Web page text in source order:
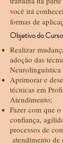
você irá
formas de
Objetivo do Curso
Realizar
adoção das
Neurolinguística
Aprimorar e
técnicas em
Atendimento;
Fazer com que
confiança,
processos de
atendimento de